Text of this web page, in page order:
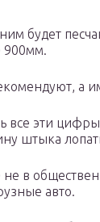
ним будет
900мм.
а
все эти
штыка
в
авто.